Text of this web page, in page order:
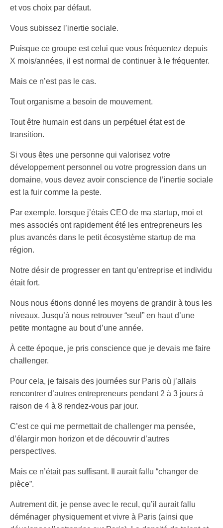
et vos choix par défaut.
Vous subissez l’inertie sociale.
Puisque ce groupe est celui que vous fréquentez depuis
X mois/années, il est normal de continuer à le fréquenter.
Mais ce n’est pas le cas.
Tout organisme a besoin de mouvement.
Tout être humain est dans un perpétuel état est de
transition.
Si vous êtes une personne qui valorisez votre
développement personnel ou votre progression dans un
domaine, vous devez avoir conscience de l’inertie sociale
est la fuir comme la peste.
Par exemple, lorsque j’étais CEO de ma startup, moi et
mes associés ont rapidement été les entrepreneurs les
plus avancés dans le petit écosystème startup de ma
région.
Notre désir de progresser en tant qu’entreprise et individu
était fort.
Nous nous étions donné les moyens de grandir à tous les
niveaux. Jusqu’à nous retrouver “seul” en haut d’une
petite montagne au bout d’une année.
À cette époque, je pris conscience que je devais me faire
challenger.
Pour cela, je faisais des journées sur Paris où j’allais
rencontrer d’autres entrepreneurs pendant 2 à 3 jours à
raison de 4 à 8 rendez-vous par jour.
C’est ce qui me permettait de challenger ma pensée,
d’élargir mon horizon et de découvrir d’autres
perspectives.
Mais ce n’était pas suffisant. Il aurait fallu “changer de
pièce”.
Autrement dit, je pense avec le recul, qu’il aurait fallu
déménager physiquement et vivre à Paris (ainsi que